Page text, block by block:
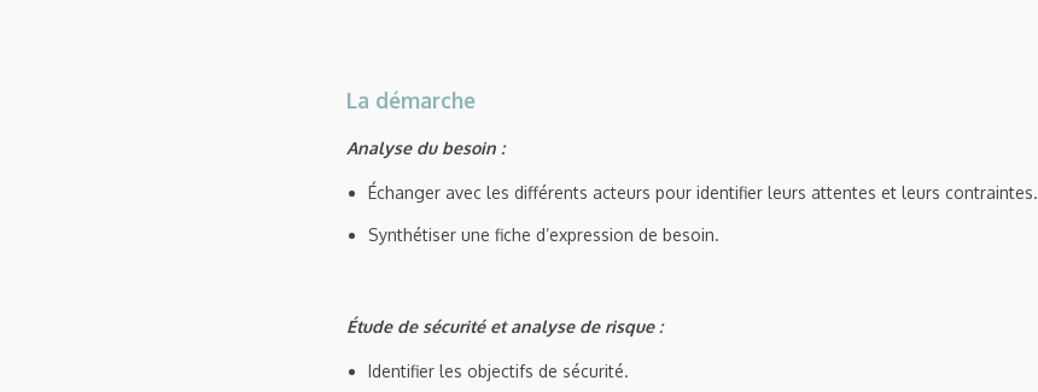
La démarche
Analyse du besoin :
Échanger avec les différents acteurs pour identifier leurs attentes et leurs contraintes.
Synthétiser une fiche d’expression de besoin.
Étude de sécurité et analyse de risque :
Identifier les objectifs de sécurité.